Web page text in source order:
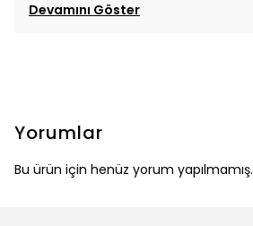
Devamını Göster
Yorumlar
Bu ürün için henüz yorum yapılmamış.